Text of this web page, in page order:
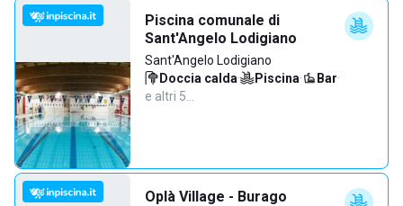
Piscina comunale di
Sant'Angelo Lodigiano
Sant'Angelo Lodigiano
Doccia calda· Piscina· Bar·
e altri 5…
Oplà Village - Burago